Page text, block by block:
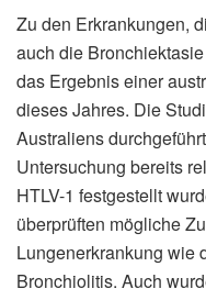
Zu den Erkrankungen,
auch die
das Ergebnis einer
dieses Jahres. Die
Australiens
Untersuchung bereits
HTLV-1 festgestellt
überprüften mögliche
Lungenerkrankung wie
Bronchiolitis. Auch